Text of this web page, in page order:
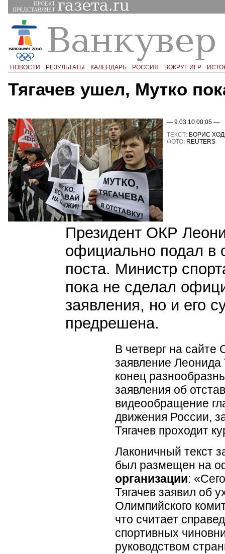
ПРОЕКТ
ПРЕДСТАВЛЯЕТ
НОВОСТИ РЕЗУЛЬТАТЫ КАЛЕНДАРЬ РОССИЯ ВОКРУГ ИГР
Тягачев ушел, Мутко
— 9.03.10 00:05 —
ТЕКСТ: БОРИС
ФОТО: REUTERS
Президент ОКР
официально подал в
поста. Министр
пока не сделал
заявления, но и его
предрешена.
В четверг на
заявление
конец
заявления об
видеообращение
движения России,
Тягачев проходит
Лаконичный текст
был размещен на
организации:
Тягачев заявил об
Олимпийского
что считает
спортивных
руководством